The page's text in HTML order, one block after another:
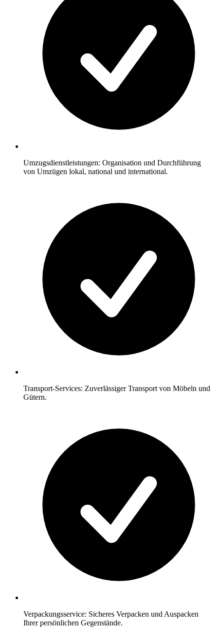
Umzugsdienstleistungen: Organisation und Durchführung
von Umzügen lokal, national und international.
Transport-Services: Zuverlässiger Transport von Möbeln und
Gütern.
Verpackungsservice: Sicheres Verpacken und Auspacken
Ihrer persönlichen Gegenstände.